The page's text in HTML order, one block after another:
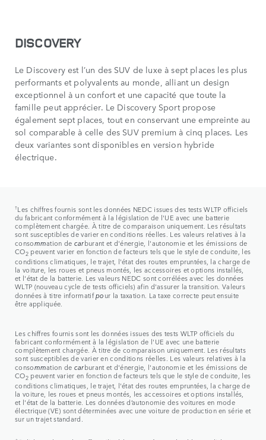
DISCOVERY
Le Discovery est l’un des SUV de luxe à sept places les plus
performants et polyvalents au monde, alliant un design
exceptionnel à un confort et une capacité que toute la
famille peut apprécier. Le Discovery Sport propose
également sept places, tout en conservant une empreinte au
sol comparable à celle des SUV premium à cinq places. Les
deux variantes sont disponibles en version hybride
électrique.
†Les chiffres fournis sont les données NEDC issues des tests WLTP officiels
du fabricant conformément à la législation de l'UE avec une batterie
complètement chargée. À titre de comparaison uniquement. Les résultats
sont susceptibles de varier en conditions réelles. Les valeurs relatives à la
consommation de carburant et d'énergie, l'autonomie et les émissions de
CO2peuvent varier en fonction de facteurs tels que le style de conduite, les
conditions climatiques, le trajet, l'état des routes empruntées, la charge de
la voiture, les roues et pneus montés, les accessoires et options installés,
et l'état de la batterie. Les valeurs NEDC sont corrélées avec les données
WLTP (nouveau cycle de tests officiels) afin d'assurer la transition. Valeurs
données à titre informatifpour la taxation. La taxe correcte peut ensuite
être appliquée.
Les chiffres fournis sont les données issues des tests WLTP officiels du
fabricant conformément à la législation de l'UE avec une batterie
complètement chargée. À titre de comparaison uniquement. Les résultats
sont susceptibles de varier en conditions réelles. Les valeurs relatives à la
consommation de carburant et d'énergie, l'autonomie et les émissions de
CO2peuvent varier en fonction de facteurs tels que le style de conduite, les
conditions climatiques, le trajet, l'état des routes empruntées, la charge de
la voiture, les roues et pneus montés, les accessoires et options installés,
et l'état de la batterie. Les données d’autonomie des voitures en mode
électrique (VE) sont déterminées avec une voiture de production en série et
sur un trajet standard.